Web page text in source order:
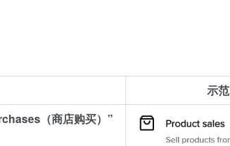
示范
（商店购买）”